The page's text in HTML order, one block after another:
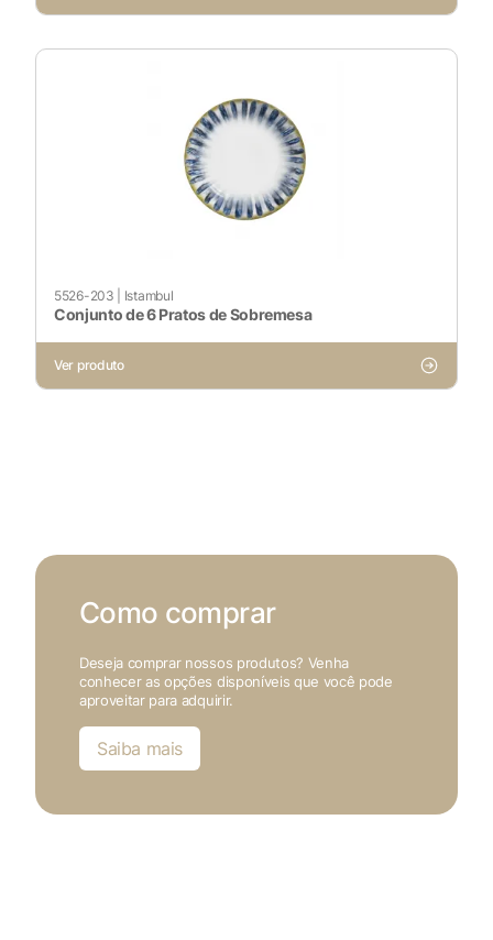
5526-203 Istambul
Conjunto de 6 Pratos de Sobremesa
Ver produto
Como comprar
Deseja comprar nossos produtos? Venha
conhecer as opções disponíveis que você pode
aproveitar para adquirir.
Saiba mais